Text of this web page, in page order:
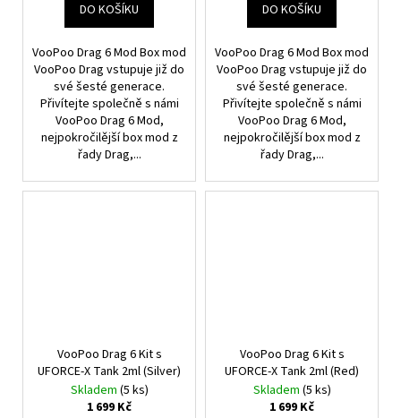
DO KOŠÍKU
VooPoo Drag 6 Mod Box mod
VooPoo Drag vstupuje již do
své šesté generace.
Přivítejte společně s námi
VooPoo Drag 6 Mod,
nejpokročilější box mod z
řady Drag,...
DO KOŠÍKU
VooPoo Drag 6 Mod Box mod
VooPoo Drag vstupuje již do
své šesté generace.
Přivítejte společně s námi
VooPoo Drag 6 Mod,
nejpokročilější box mod z
řady Drag,...
VooPoo Drag 6 Kit s
UFORCE-X Tank 2ml (Silver)
Skladem (5 ks)
1 699 Kč
VooPoo Drag 6 Kit s
UFORCE-X Tank 2ml (Red)
Skladem (5 ks)
1 699 Kč